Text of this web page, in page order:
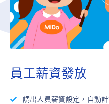
員工薪資發放
調出人員薪資設定，自動